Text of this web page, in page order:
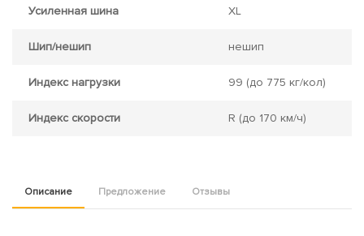
Усиленная шина XL
Шип/нешип нешип
Индекс нагрузки 99 (до 775 кг/кол)
Индекс скорости R (до 170 км/ч)
Описание Предложение Отзывы